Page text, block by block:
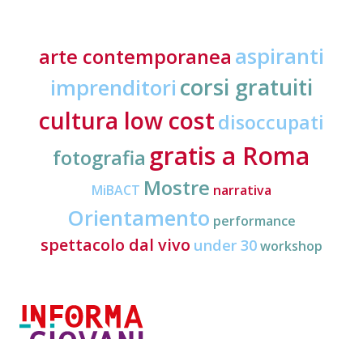
arte contemporanea aspiranti
imprenditori corsi gratuiti
cultura low costdisoccupati
fotografia gratis a Roma
MiBACT Mostre narrativa
Orientamento performance
spettacolo dal vivo under 30workshop